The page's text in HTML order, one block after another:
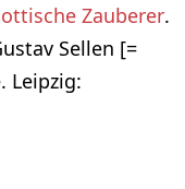
Zauberer.
Sellen [=
Leipzig: